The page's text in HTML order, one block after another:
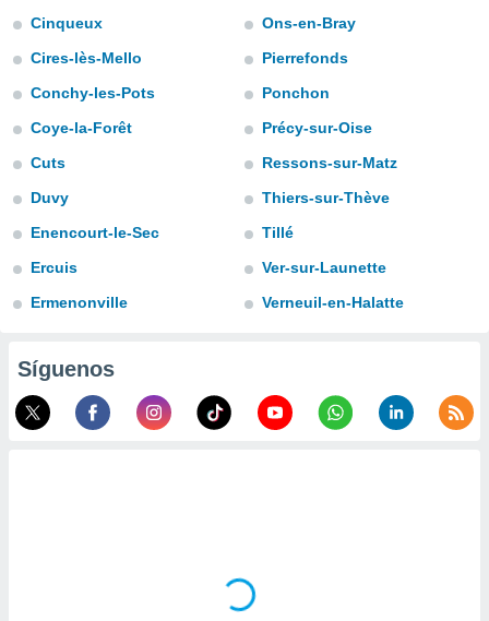
análisis
en
así como
y
en
más
y
Cinqueux
Cires-lès-Mello
Conchy-les-Pots
Coye-la-Forêt
Cuts
Duvy
Enencourt-le-Sec
Ercuis
Ermenonville
Ons-en-Bray
Pierrefonds
Ponchon
Précy-sur-Oise
Ressons-sur-Matz
Thiers-sur-Thève
Tillé
Ver-sur-Launette
Verneuil-en-Halatte
Síguenos